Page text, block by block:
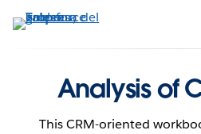
Analysis of
This CRM-oriented